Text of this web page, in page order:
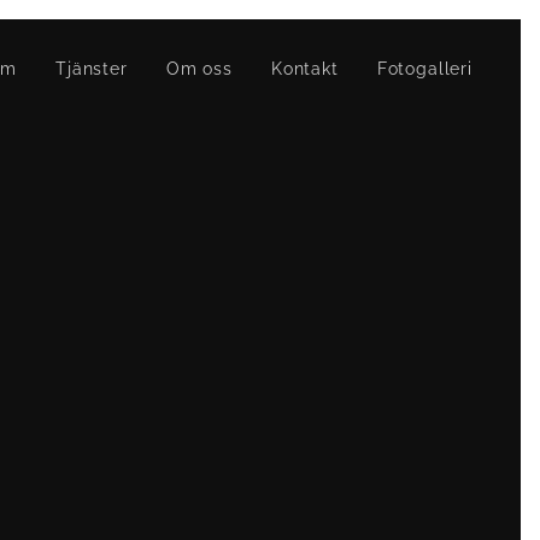
Tjänster Om oss Kontakt Fotogalleri